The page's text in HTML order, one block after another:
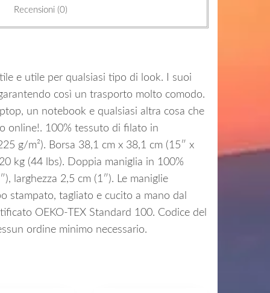
Recensioni (0)
e utile per qualsiasi tipo di look. I suoi
così un trasporto molto comodo.
un notebook e qualsiasi altra cosa che
online!. 100% tessuto di filato in
g/m²). Borsa 38,1 cm x 38,1 cm (15″ x
kg (44 lbs). Doppia maniglia in 100%
larghezza 2,5 cm (1″). Le maniglie
stampato, tagliato e cucito a mano dal
OEKO-TEX Standard 100. Codice del
ordine minimo necessario.